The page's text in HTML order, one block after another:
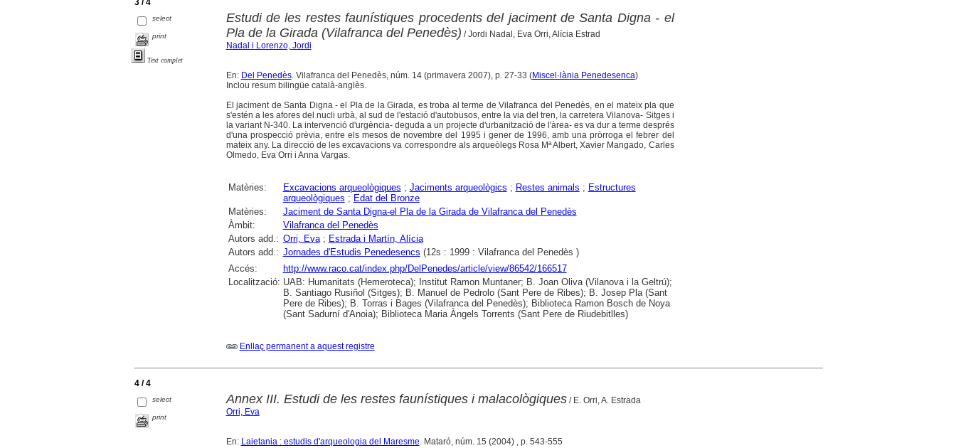
3 / 4
select
print
Text complet
Estudi de les restes faunístiques procedents del jaciment de Santa Digna - el
Pla de la Girada (Vilafranca del Penedès) / Jordi Nadal, Eva Orri, Alícia Estrad
Nadal i Lorenzo, Jordi
En: Del Penedès. Vilafranca del Penedès, núm. 14 (primavera 2007), p. 27-33 (Miscel·lània Penedesenca)
Inclou resum bilingüe català-anglès.
El jaciment de Santa Digna - el Pla de la Girada, es troba al terme de Vilafranca del Penedès, en el mateix pla que
s'estén a les afores del nucli urbà, al sud de l'estació d'autobusos, entre la via del tren, la carretera Vilanova- Sitges i
la variant N-340. La intervenció d'urgència- deguda a un projecte d'urbanització de l'àrea- es va dur a terme després
d'una prospecció prèvia, entre els mesos de novembre del 1995 i gener de 1996, amb una pròrroga el febrer del
mateix any. La direcció de les excavacions va correspondre als arqueòlegs Rosa Mª Albert, Xavier Mangado, Carles
Olmedo, Eva Orri i Anna Vargas.
Matèries: Excavacions arqueològiques ; Jaciments arqueològics ; Restes animals ; Estructures
arqueològiques ; Edat del Bronze
Matèries:
Jaciment de Santa Digna-el Pla de la Girada de Vilafranca del Penedès
Àmbit:
Vilafranca del Penedès
Autors add.: Orri, Eva; Estrada i Martín, Alícia
Autors add.: Jornades d'Estudis Penedesencs (12s : 1999 : Vilafranca del Penedès )
Accés:
http://www.raco.cat/index.php/DelPenedes/article/view/86542/166517
Localització: UAB: Humanitats (Hemeroteca); Institut Ramon Muntaner; B. Joan Oliva (Vilanova i la Geltrú);
B. Santiago Rusiñol (Sitges); B. Manuel de Pedrolo (Sant Pere de Ribes); B. Josep Pla (Sant
Pere de Ribes); B. Torras i Bages (Vilafranca del Penedès); Biblioteca Ramon Bosch de Noya
(Sant Sadurní d'Anoia); Biblioteca Maria Àngels Torrents (Sant Pere de Riudebitlles)
Enllaç permanent a aquest registre
4 / 4
select
print
Annex III. Estudi de les restes faunístiques i malacològiques/ E. Orri, A. Estrada
Orri, Eva
En: Laietania : estudis d'arqueologia del Maresme. Mataró, núm. 15 (2004) , p. 543-555